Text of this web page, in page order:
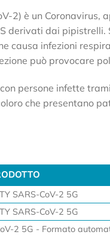
2) è un Coronavirus,
derivati dai
causa infezioni
può provocare
persone infette
che presentano
SARS-CoV-2 5G
SARS-CoV-2 5G
2 5G - Formato